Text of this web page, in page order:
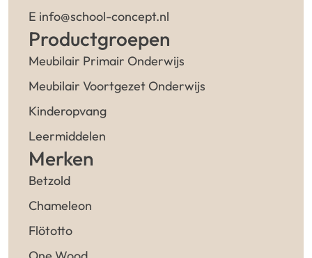
E info@school-concept.nl
Productgroepen
Meubilair Primair Onderwijs
Meubilair Voortgezet Onderwijs
Kinderopvang
Leermiddelen
Merken
Betzold
Chameleon
Flötotto